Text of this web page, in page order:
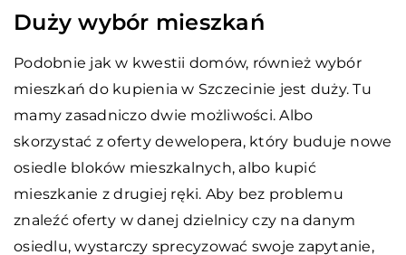
Duży wybór mieszkań
Podobnie jak w kwestii domów, również wybór
mieszkań do kupienia w Szczecinie jest duży. Tu
mamy zasadniczo dwie możliwości. Albo
skorzystać z oferty dewelopera, który buduje nowe
osiedle bloków mieszkalnych, albo kupić
mieszkanie z drugiej ręki. Aby bez problemu
znaleźć oferty w danej dzielnicy czy na danym
osiedlu, wystarczy sprecyzować swoje zapytanie,